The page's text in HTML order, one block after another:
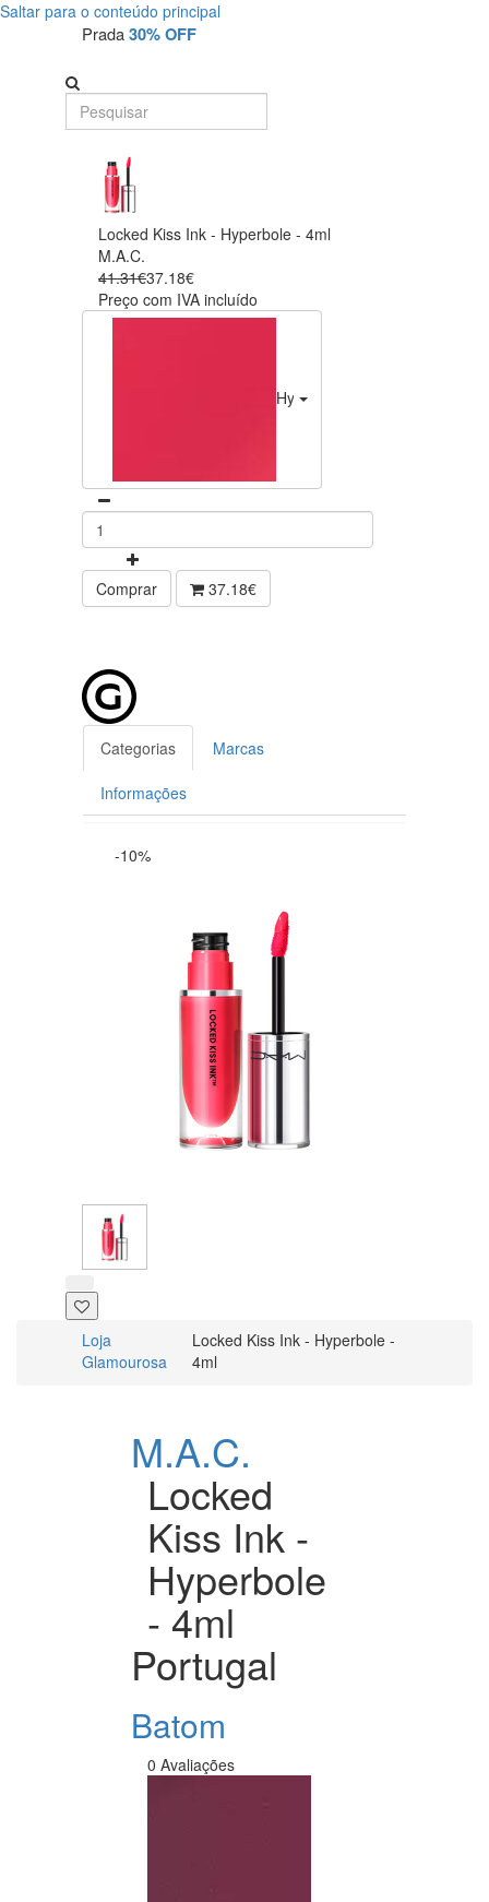
Saltar para o conteúdo principal
Prada30% OFF
Locked Kiss Ink - Hyperbole - 4ml
M.A.C.
41.31€37.18€
Preço com IVA incluído
Hyperbole
Comprar 37.18€
Categorias Marcas
Informações
-10%
Loja
Glamourosa
Locked Kiss Ink - Hyperbole -
4ml
M.A.C.
Locked
Kiss Ink -
Hyperbole
- 4ml
Portugal
Batom
0 Avaliações